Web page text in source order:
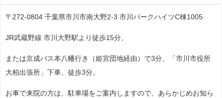
〒272-0804 千葉県市川市南大野2-3 市川パークハイツC棟1005
JR武蔵野線 市川大野駅より徒歩15分、
または京成バス本八幡行き（姫宮団地経由）で3分、「市川市役所
大柏出張所」下車、徒歩3分。
お車で来院の方は、駐車場をご案内しますので、あらかじめお知ら